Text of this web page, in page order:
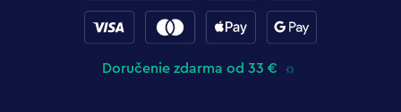
Doručenie zdarma od 33 €